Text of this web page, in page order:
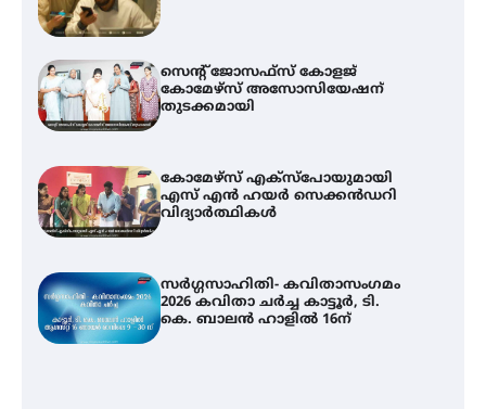
സെന്റ് ജോസഫ്സ് കോളജ്
കോമേഴ്‌സ് അസോസിയേഷന്
തുടക്കമായി
കോമേഴ്സ് എക്സ്പോയുമായി
എസ് എൻ ഹയർ സെക്കൻഡറി
വിദ്യാർത്ഥികൾ
സർഗ്ഗസാഹിതി- കവിതാസംഗമം
2026 കവിതാ ചർച്ച കാട്ടൂർ, ടി.
കെ. ബാലൻ ഹാളിൽ 16ന്